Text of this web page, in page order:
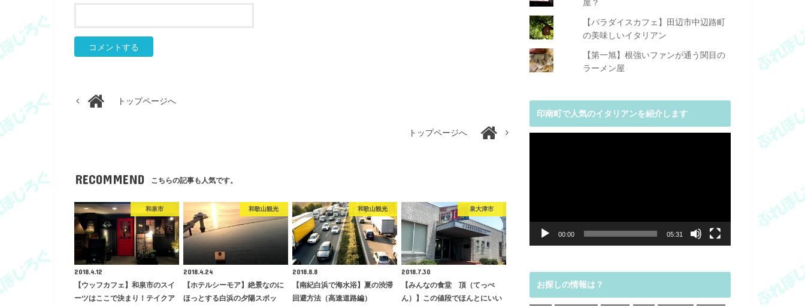
トップページへ
トップページへ
RECOMMEND こちらの記事も人気です。
和泉市
2018.4.12
【ウッフカフェ】和泉市のスイ
ーツはここで決まり！テイクア
和歌山観光
2018.4.24
【ホテルシーモア】絶景なのに
ほっとする白浜の夕陽スポッ
和歌山観光
2018.8.8
【南紀白浜で海水浴】夏の渋滞
回避方法（高速道路編）
泉大津市
2018.7.30
【みんなの食堂 頂（てっぺ
ん）】この値段でほんとにいい
屋？
【パラダイスカフェ】田辺市中辺路町
の美味しいイタリアン
【第一旭】根強いファンが通う関目の
ラーメン屋
印南町で人気のイタリアンを紹介します
00:00 05:31
お探しの情報は？